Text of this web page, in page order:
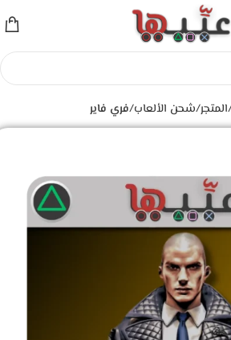
المتجر شحن الألعاب فري فاير